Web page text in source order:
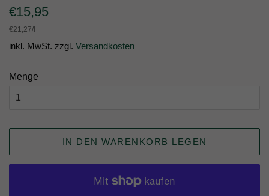
Normaler
Preis
€15,95
Einzelpreis
€21,27/
inkl. MwSt. zzgl. Versandkosten
Menge
IN DEN WARENKORB LEGEN